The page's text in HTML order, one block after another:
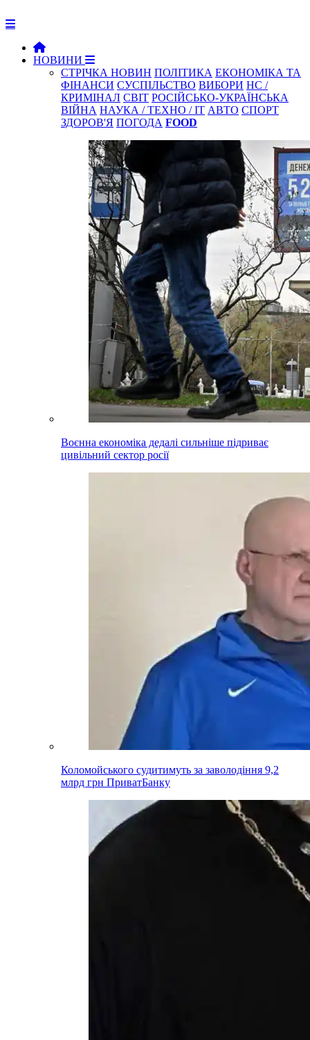
НОВИНИ
СТРІЧКА НОВИН ПОЛІТИКА ЕКОНОМІКА ТА
ФІНАНСИ СУСПІЛЬСТВО ВИБОРИ НС /
КРИМІНАЛ СВІТ РОСІЙСЬКО-УКРАЇНСЬКА
ВІЙНА НАУКА / ТЕХНО / IT АВТО СПОРТ
ЗДОРОВ'Я ПОГОДА FOOD
Воєнна економіка дедалі сильніше підриває
цивільний сектор росії
Коломойського судитимуть за заволодіння 9,2
млрд грн ПриватБанку